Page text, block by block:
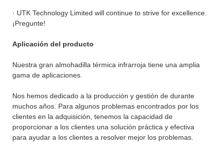
· UTK Technology Limited will continue to strive for excellence.
¡Pregunte!
Aplicación del producto
Nuestra gran almohadilla térmica infrarroja tiene una amplia
gama de aplicaciones.
Nos hemos dedicado a la producción y gestión de durante
muchos años. Para algunos problemas encontrados por los
clientes en la adquisición, tenemos la capacidad de
proporcionar a los clientes una solución práctica y efectiva
para ayudar a los clientes a resolver mejor los problemas.